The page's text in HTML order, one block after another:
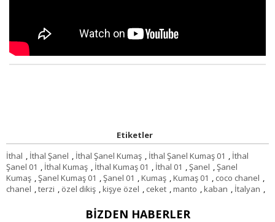
Etiketler
İthal , İthal Şanel , İthal Şanel Kumaş , İthal Şanel Kumaş 01 , İthal
Şanel 01 , İthal Kumaş , İthal Kumaş 01 , İthal 01 ,Şanel ,Şanel
Kumaş ,Şanel Kumaş 01 ,Şanel 01 ,Kumaş ,Kumaş 01 , coco chanel ,
chanel ,terzi , özel dikiş ,kişye özel , ceket ,manto ,kaban , İtalyan ,
BIZDEN HABERLER